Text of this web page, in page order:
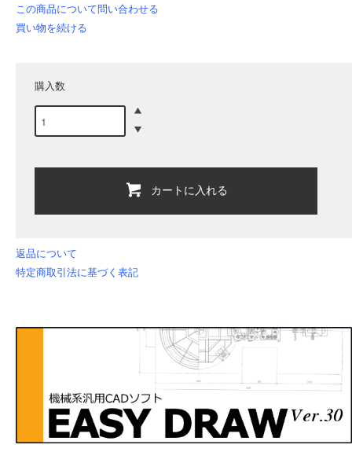
この商品について問い合わせる
買い物を続ける
購入数
カートに入れる
返品について
特定商取引法に基づく表記